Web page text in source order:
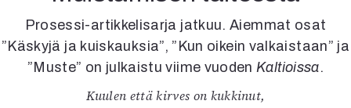
Oulu2026
Näyttelyt
Musiikki
Levyt
Prosessi-artikkelisarja jatkuu. Aiemmat osat
”Käskyjä ja kuiskauksia”, ”Kun oikein valkaistaan” ja
”Muste” on julkaistu viime vuodenKaltioissa.
Kuulen että kirves on kukkinut,